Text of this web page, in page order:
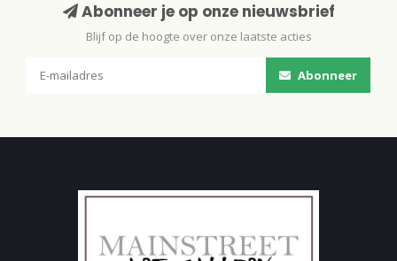
Abonneer je op onze nieuwsbrief
Blijf op de hoogte over onze laatste acties
Abonneer